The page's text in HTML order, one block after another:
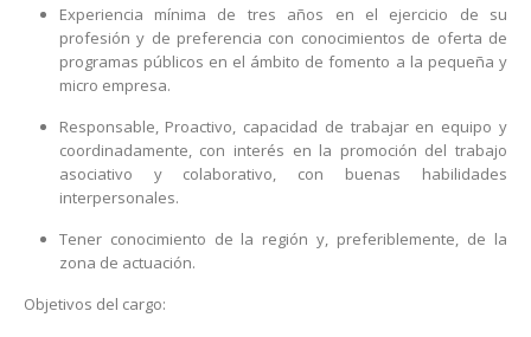
Experiencia mínima de tres años en el ejercicio de su
profesión y de preferencia con conocimientos de oferta de
programas públicos en el ámbito de fomento a la pequeña y
micro empresa.
Responsable, Proactivo, capacidad de trabajar en equipo y
coordinadamente, con interés en la promoción del trabajo
asociativo y colaborativo, con buenas habilidades
interpersonales.
Tener conocimiento de la región y, preferiblemente, de la
zona de actuación.
Objetivos del cargo: